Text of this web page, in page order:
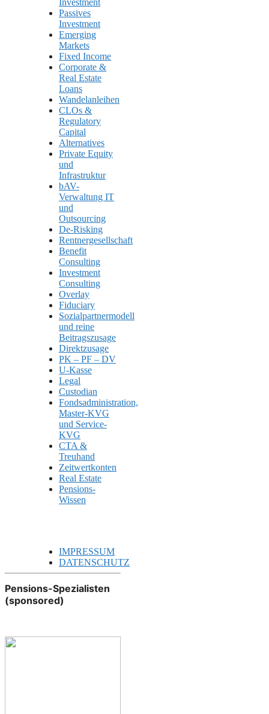
Investment
Passives
Investment
Emerging
Markets
Fixed Income
Corporate &
Real Estate
Loans
Wandelanleihen
CLOs &
Regulatory
Capital
Alternatives
Private Equity
und
Infrastruktur
bAV-
Verwaltung IT
und
Outsourcing
De-Risking
Rentnergesellschaft
Benefit
Consulting
Investment
Consulting
Overlay
Fiduciary
Sozialpartnermodell
und reine
Beitragszusage
Direktzusage
PK – PF – DV
U-Kasse
Legal
Custodian
Fondsadministration,
Master-KVG
und Service-
KVG
CTA &
Treuhand
Zeitwertkonten
Real Estate
Pensions-
Wissen
IMPRESSUM
DATENSCHUTZ
Pensions-Spezialisten
(sponsored)